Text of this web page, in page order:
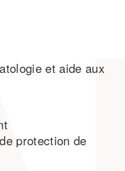
et aide aux
protection de